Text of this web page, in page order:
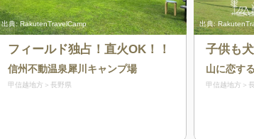
出典:RakutenTravelCamp
フィールド独占！直火OK！！
信州不動温泉犀川キャンプ場
甲信越地方 長野県
出典:
子供も
山に恋す
甲信越地方